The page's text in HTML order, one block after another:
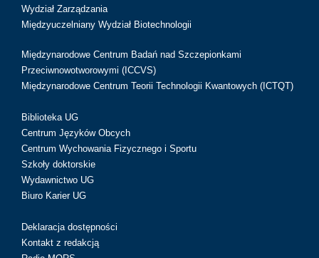
Wydział Zarządzania
Międzyuczelniany Wydział Biotechnologii
Międzynarodowe Centrum Badań nad Szczepionkami
Przeciwnowotworowymi (ICCVS)
Międzynarodowe Centrum Teorii Technologii Kwantowych (ICTQT)
Biblioteka UG
Centrum Języków Obcych
Centrum Wychowania Fizycznego i Sportu
Szkoły doktorskie
Wydawnictwo UG
Biuro Karier UG
Deklaracja dostępności
Kontakt z redakcją